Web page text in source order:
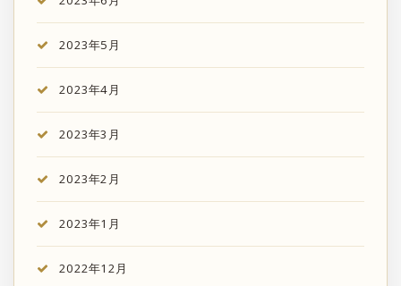
2023年5月
2023年4月
2023年3月
2023年2月
2023年1月
2022年12月